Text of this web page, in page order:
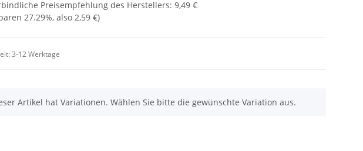
Preisempfehlung des Herstellers: 9,49 €
27.29%, also 2,59 €)
3-12 Werktage
Artikel hat Variationen. Wählen Sie bitte die gewünschte Variation aus.